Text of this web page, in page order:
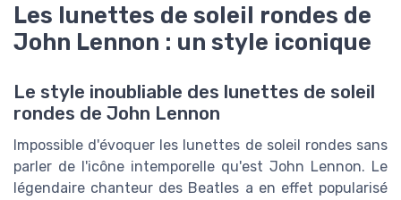
Les lunettes de soleil rondes de
John Lennon : un style iconique
Le style inoubliable des lunettes de soleil
rondes de John Lennon
Impossible d'évoquer les lunettes de soleil rondes sans
parler de l'icône intemporelle qu'est John Lennon. Le
légendaire chanteur des Beatles a en effet popularisé